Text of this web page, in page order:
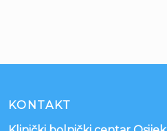
KONTAKT